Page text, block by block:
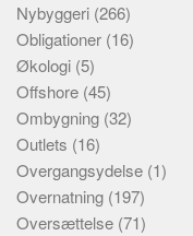
Nybyggeri (266)
Obligationer (16)
Økologi (5)
Offshore (45)
Ombygning (32)
Outlets (16)
Overgangsydelse (1)
Overnatning (197)
Oversættelse (71)